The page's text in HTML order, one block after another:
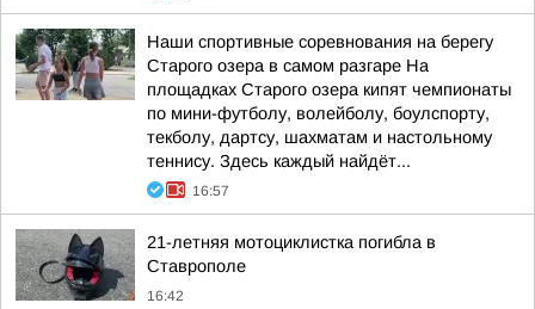
Наши спортивные соревнования на берегу
Старого озера в самом разгаре На
площадках Старого озера кипят чемпионаты
по мини-футболу, волейболу, боулспорту,
текболу, дартсу, шахматам и настольному
теннису. Здесь каждый найдёт...
16:57
21-летняя мотоциклистка погибла в
Ставрополе
16:42